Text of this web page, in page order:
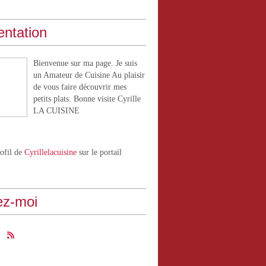
Bienvenue sur ma page. Je suis
un Amateur de Cuisine Au plaisir
de vous faire découvrir mes
petits plats. Bonne visite Cyrille
LA CUISINE
de Cyrillelacuisine sur le portail
moi